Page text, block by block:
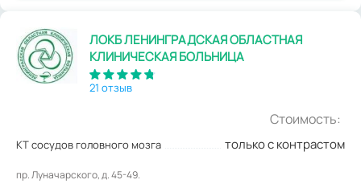
ЛОКБ ЛЕНИНГРАДСКАЯ ОБЛАСТНАЯ
КЛИНИЧЕСКАЯ БОЛЬНИЦА
21 отзыв
Стоимость:
КТ сосудов головного мозга только с контрастом
пр. Луначарского, д. 45-49.